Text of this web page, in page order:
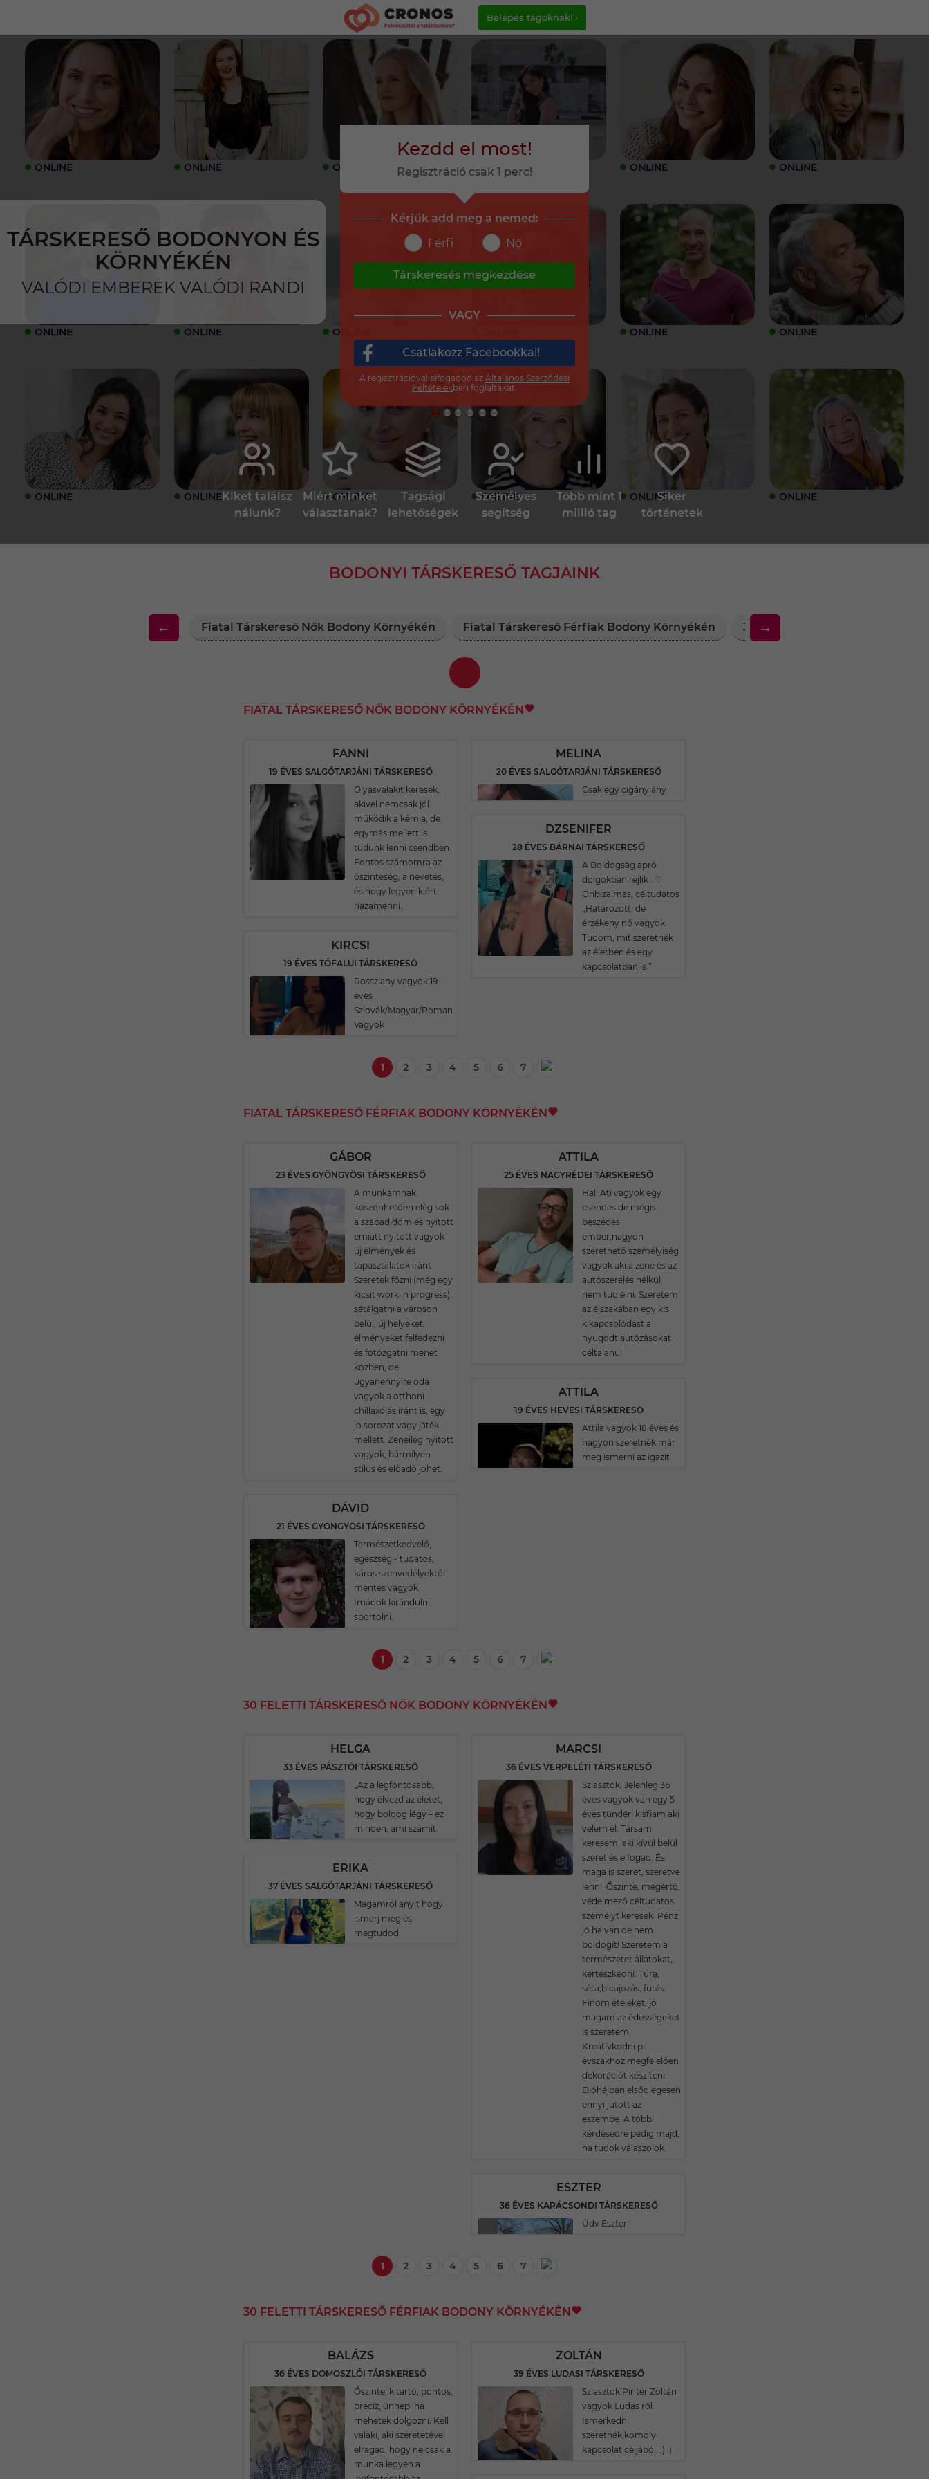
TÁRSKERESŐ BODONYON ÉS
KÖRNYÉKÉN
VALÓDI EMBEREK VALÓDI RANDI
Belépés tagoknak! ›
ONLINE ONLINE ONLINE ONLINE ONLINE ONLINE
ONLINE ONLINE ONLINE ONLINE ONLINE
ONLINE ONLINE ONLINE ONLINE ONLINE ONLINE
Kiket találsz
nálunk?
Miért minket
választanak?
Tagsági
lehetőségek
Személyes
segítség
Több mint 1
millió tag
Siker
történetek
BODONYI TÁRSKERESŐ TAGJAINK
← Fiatal Társkereső Nők Bodony Környékén Fiatal Társkereső Férfiak Bodony Környékén 30 Feletti Társkereső Nők
→
FIATAL TÁRSKERESŐ NŐK BODONY KÖRNYÉKÉN
FANNI
19 ÉVES SALGÓTARJÁNI TÁRSKERESŐ
Olyasvalakit keresek,
akivel nemcsak jól
működik a kémia, de
egymás mellett is
tudunk lenni csendben.
Fontos számomra az
őszinteség, a nevetés,
és hogy legyen kiért
hazamenni.
KIRCSI
19 ÉVES TÓFALUI TÁRSKERESŐ
Rosszlany vagyok 19
éves
Szlovák/Magyar/Roman
Vagyok
MELINA
20 ÉVES SALGÓTARJÁNI TÁRSKERESŐ
Csak egy cigánylány
DZSENIFER
28 ÉVES BÁRNAI TÁRSKERESŐ
A Boldogsàg apró
dolgokban rejlik ..♡
Önbizalmas, céltudatos
„Határozott, de
érzékeny nő vagyok.
Tudom, mit szeretnék
az életben és egy
kapcsolatban is.”
1 2 3 4 5 6 7
FIATAL TÁRSKERESŐ FÉRFIAK BODONY KÖRNYÉKÉN
GÁBOR
23 ÉVES GYÖNGYÖSI TÁRSKERESŐ
A munkámnak
köszönhetően elég sok
a szabadidőm és nyitott
emiatt nyitott vagyok
új élmények és
tapasztalatok iránt.
Szeretek főzni (még egy
kicsit work in progress),
sétálgatni a városon
belül, új helyeket,
élményeket felfedezni
és fotózgatni menet
közben, de
ugyanennyire oda
vagyok a otthoni
chillaxolás iránt is, egy
jó sorozat vagy játék
mellett. Zeneileg nyitott
vagyok, bármilyen
stílus és előadó jöhet.
DÁVID
21 ÉVES GYÖNGYÖSI TÁRSKERESŐ
Természetkedvelő,
egészség - tudatos,
káros szenvedélyektől
mentes vagyok.
Imádok kirándulni,
sportolni.
ATTILA
25 ÉVES NAGYRÉDEI TÁRSKERESŐ
Hali Ati vagyok egy
csendes de mégis
beszédes
ember,nagyon
szerethető személyiség
vagyok aki a zene és az
autószerelés nélkül
nem tud élni. Szeretem
az éjszakában egy kis
kikapcsolódást a
nyugodt autózásokat
céltalanul
ATTILA
19 ÉVES HEVESI TÁRSKERESŐ
Attila vagyok 18 éves és
nagyon szeretnék már
meg ismerni az igazit
1 2 3 4 5 6 7
30 FELETTI TÁRSKERESŐ NŐK BODONY KÖRNYÉKÉN
HELGA
33 ÉVES PÁSZTÓI TÁRSKERESŐ
„Az a legfontosabb,
hogy élvezd az életet,
hogy boldog légy – ez
minden, ami számít.
ERIKA
37 ÉVES SALGÓTARJÁNI TÁRSKERESŐ
Magamról anyit hogy
ismerj meg és
megtudod.
MARCSI
36 ÉVES VERPELÉTI TÁRSKERESŐ
Sziasztok! Jelenleg 36
éves vagyok van egy 5
éves tündéri kisfiam aki
velem él. Társam
keresem, aki kívül belül
szeret és elfogad. És
maga is szeret, szeretve
lenni. Őszinte, megértő,
védelmező céltudatos
személyt keresek. Pénz
jó ha van de nem
boldogít! Szeretem a
természetet állatokat,
kertészkedni. Túra,
séta,bicajozás, futás.
Finom ételeket, jó
magam az édességeket
is szeretem.
Kreatívkodni pl
évszakhoz megfelelően
dekorációt készíteni.
Dióhéjban elsődlegesen
ennyi jutott az
eszembe. A többi
kérdésedre pedig majd,
ha tudok válaszolok.
ESZTER
36 ÉVES KARÁCSONDI TÁRSKERESŐ
Üdv Eszter
1 2 3 4 5 6 7
30 FELETTI TÁRSKERESŐ FÉRFIAK BODONY KÖRNYÉKÉN
BALÁZS
36 ÉVES DOMOSZLÓI TÁRSKERESŐ
Őszinte, kitartó, pontos,
precíz, ünnepi ha
mehetek dolgozni. Kell
valaki, aki szeretetével
elragad, hogy ne csak a
munka legyen a
ZOLTÁN
39 ÉVES LUDASI TÁRSKERESŐ
Sziasztok!Pintér Zoltán
vagyok Ludas ról.
Ismerkedni
szeretnék,komoly
kapcsolat céljából. ;) :)
Kezdd el most!
Regisztráció csak 1 perc!
Kérjük add meg a nemed:
Férfi
Nő
Társkeresés megkezdése
VAGY
Csatlakozz Facebookkal!
A regisztrációval elfogadod az Általános Szerződési
Feltételekben foglaltakat.